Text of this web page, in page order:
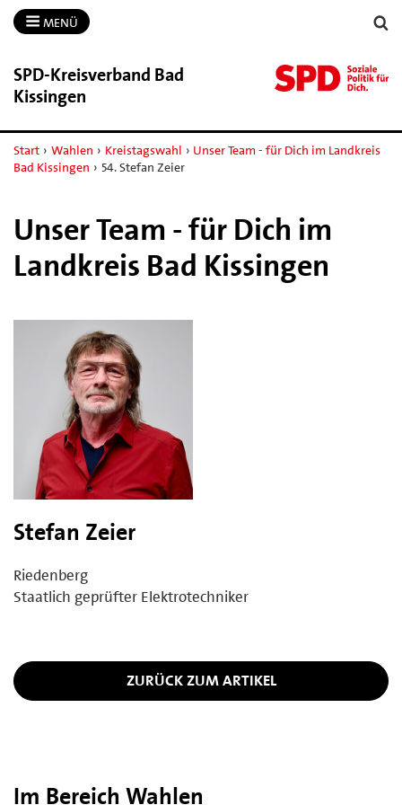
MENÜ
SPD-​Kreisverband Bad
Kissingen
Start › Wahlen › Kreistagswahl › Unser Team - für Dich im Landkreis
Bad Kissingen › 54. Stefan Zeier
Unser Team - für Dich im
Landkreis Bad Kissingen
Stefan Zeier
Riedenberg
Staatlich geprüfter Elektrotechniker
ZURÜCK ZUM ARTIKEL
Im Bereich Wahlen